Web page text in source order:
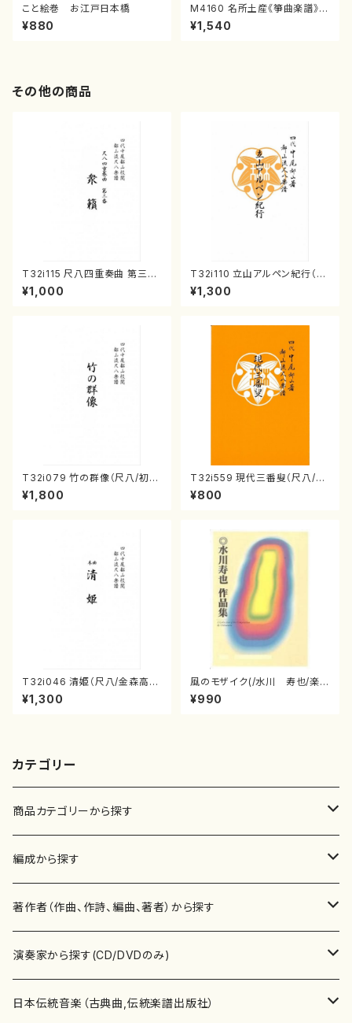
こと絵巻 お江戸日本橋
¥880
M4160 名所土産《箏曲楽譜》
（箏/宮城喜代子・宮城数江著・
宮城宗家監修/箏曲古典楽譜）
¥1,540
その他の商品
T32i115 尺八四重奏曲 第三番
衆籟（尺八/初代 山本邦山/尺
八/都山式譜）都山流公刊楽譜曲
¥1,000
T32i110 立山アルペン紀行（尺
八/初代 石垣征山/尺八/都山式
譜）都山流公刊楽譜曲番:559
¥1,300
T32i079 竹の群像（尺八/初代
山本邦山/尺八/都山式譜）都山
流公刊楽譜曲番:528
¥1,800
T32i559 現代三番叟（尺八/杵
屋正邦/楽譜）都山流公刊楽譜曲
番:2269
¥800
T32i046 清姫（尺八/金森高
山/楽譜）都山流公刊楽譜曲番：
45
¥1,300
風のモザイク(/水川 寿也/楽
譜）
¥990
カテゴリー
商品カテゴリーから探す
楽譜
書籍
書籍
テキストブック
CD・DVD
チケット
編成から探す
邦楽器
箏・琴（ソロ）
箏・琴（合奏）
合唱
混声合唱
歌・声
著作者（作曲、作詩、編曲、著者）から探す
あ行
青木省三(アオキ ショウゾウ)
か行
演奏家から探す(CD/DVDのみ)
邦楽（箏、三味線、尺八等）演奏家
日本伝統音楽（古典曲,伝統楽譜出版社）